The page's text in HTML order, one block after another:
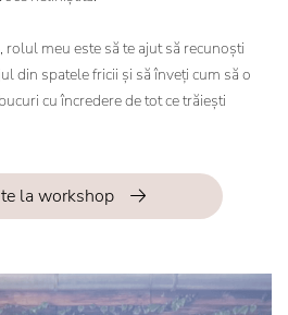
meu este să te ajut să recunoști
din spatele fricii și să înveți cum să o
cu încredere de tot ce trăiești
la workshop